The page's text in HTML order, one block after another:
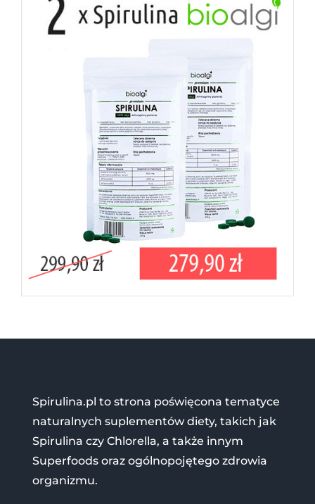
Spirulina.pl to strona poświęcona tematyce
naturalnych suplementów diety, takich jak
Spirulina czy Chlorella, a także innym
Superfoods oraz ogólnopojętego zdrowia
organizmu.